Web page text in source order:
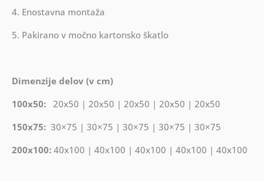
4. Enostavna montaža
5. Pakirano v močno kartonsko škatlo
Dimenzije delov (v cm)
100x50: 20x50 | 20x50 | 20x50 | 20x50 | 20x50
150x75: 30×75 | 30×75 | 30×75 | 30×75 | 30×75
200x100: 40x100 | 40x100 | 40x100 | 40x100 | 40x100